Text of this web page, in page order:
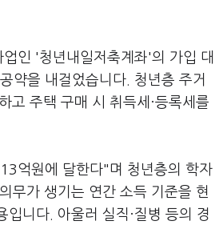
인 '청년내일저축계좌'의 가입 대
약을 내걸었습니다. 청년층 주거
고 주택 구매 시 취득세·등록세를
억원에 달한다"며 청년층의 학자
무가 생기는 연간 소득 기준을 현
니다. 아울러 실직·질병 등의 경